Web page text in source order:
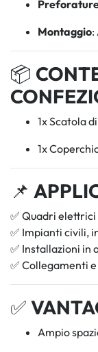
Montaggio:
📦
1x Scatola
1x
📌
✅ Quadri
✅ Impianti civili,
✅ Installazioni in
✅ Collegamenti
✅
Ampio